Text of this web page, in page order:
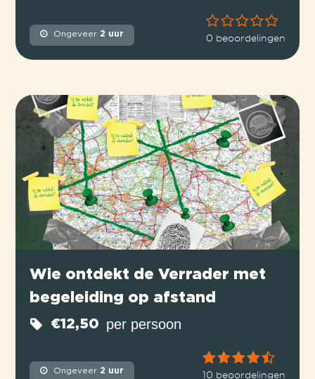
Ongeveer 2 uur 0 beoordelingen
Wie ontdekt de Verrader met
begeleiding op afstand
€12,50 per persoon
Ongeveer 2 uur 10 beoordelingen